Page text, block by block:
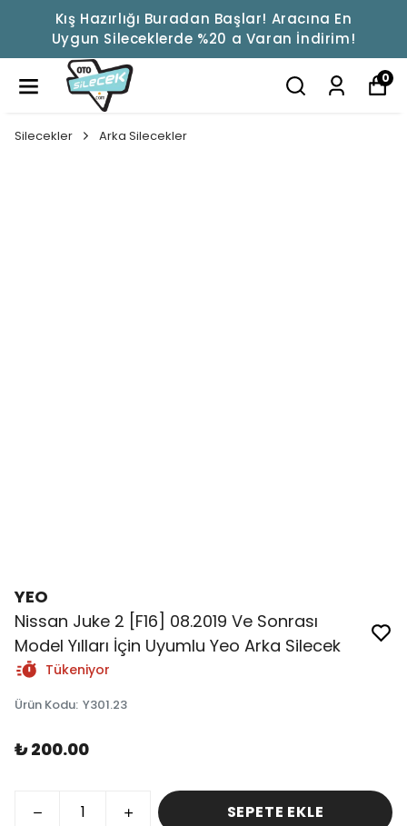
Kış Hazırlığı Buradan Başlar! Aracına En
Uygun Sileceklerde %20 a Varan İndirim!
0
Silecekler Arka Silecekler
YEO
Nissan Juke 2 [F16] 08.2019 Ve Sonrası
Model Yılları İçin Uyumlu Yeo Arka Silecek
Tükeniyor
Ürün Kodu: Y301.23
₺ 200.00
SEPETE EKLE